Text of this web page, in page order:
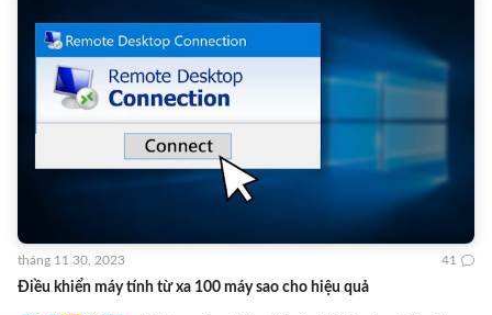
Điều khiển máy tính từ xa 100 máy sao cho hiệu quả
tháng 11 30, 2023 41